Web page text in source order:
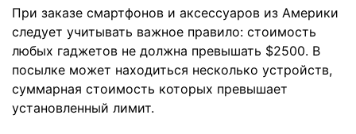
При заказе смартфонов и аксессуаров из Америки
следует учитывать важное правило: стоимость
любых гаджетов не должна превышать $2500. В
посылке может находиться несколько устройств,
суммарная стоимость которых превышает
установленный лимит.